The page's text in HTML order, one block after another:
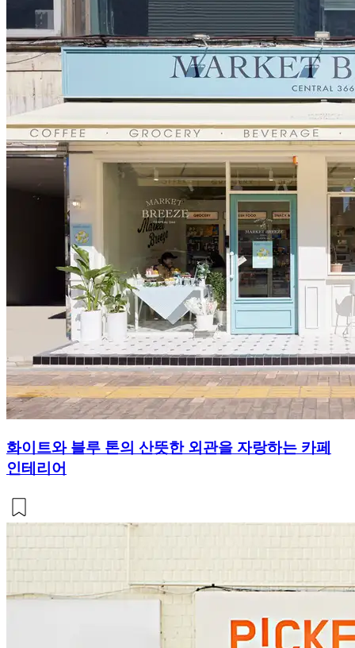
화이트와 블루 톤의 산뜻한 외관을 자랑하는 카페
인테리어